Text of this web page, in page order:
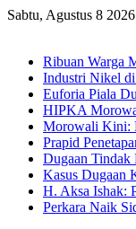
Sabtu, Agustus 8 2026
Ribuan Warga
Industri Nikel
Euforia Piala
HIPKA
Morowali Kini:
Prapid
Dugaan Tindak
Kasus Dugaan
H. Aksa Ishak:
Perkara Naik